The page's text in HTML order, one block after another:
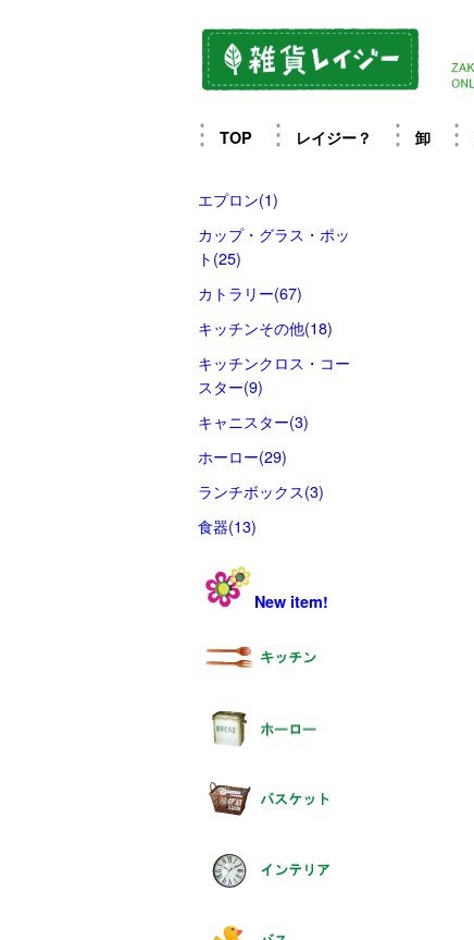
TOP レイジー？ 卸
エプロン(1)
カップ・グラス・ポッ
ト(25)
カトラリー(67)
キッチンその他(18)
キッチンクロス・コー
スター(9)
キャニスター(3)
ホーロー(29)
ランチボックス(3)
食器(13)
New item!